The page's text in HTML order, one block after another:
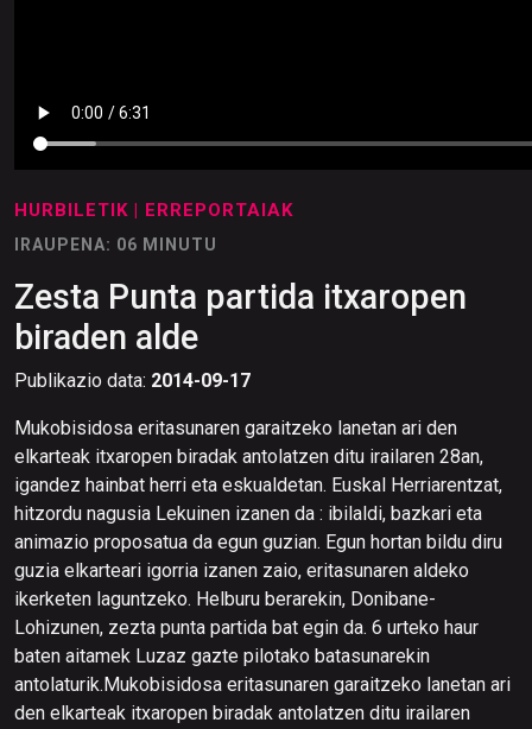
HURBILETIK | ERREPORTAIAK
IRAUPENA: 06 MINUTU
Zesta Punta partida itxaropen
biraden alde
Publikazio data: 2014-09-17
Mukobisidosa eritasunaren garaitzeko lanetan ari den
elkarteak itxaropen biradak antolatzen ditu irailaren 28an,
igandez hainbat herri eta eskualdetan. Euskal Herriarentzat,
hitzordu nagusia Lekuinen izanen da : ibilaldi, bazkari eta
animazio proposatua da egun guzian. Egun hortan bildu diru
guzia elkarteari igorria izanen zaio, eritasunaren aldeko
ikerketen laguntzeko. Helburu berarekin, Donibane-
Lohizunen, zezta punta partida bat egin da. 6 urteko haur
baten aitamek Luzaz gazte pilotako batasunarekin
antolaturik.Mukobisidosa eritasunaren garaitzeko lanetan ari
den elkarteak itxaropen biradak antolatzen ditu irailaren